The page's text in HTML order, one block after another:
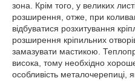
зона. Крім того, у великих
розширення, отже, при
відбуватися розхитування
розширення кріпильних
замазувати мастикою.
висока, тому необхідно
особливість металочерепиці,